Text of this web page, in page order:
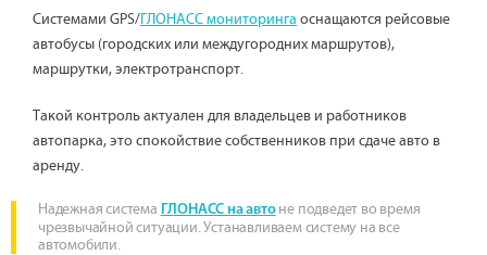
Системами GPS/ГЛОНАСС мониторинга оснащаются рейсовые
автобусы (городских или междугородних маршрутов),
маршрутки, электротранспорт.
Такой контроль актуален для владельцев и работников
автопарка, это спокойствие собственников при сдаче авто в
аренду.
Надежная система ГЛОНАСС на автоне подведет во время
чрезвычайной ситуации. Устанавливаем систему на все
автомобили.